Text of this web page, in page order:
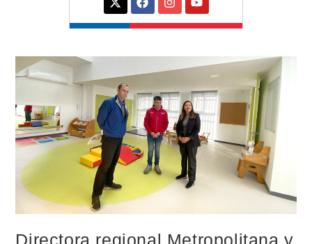
Directora regional Metropolitana y